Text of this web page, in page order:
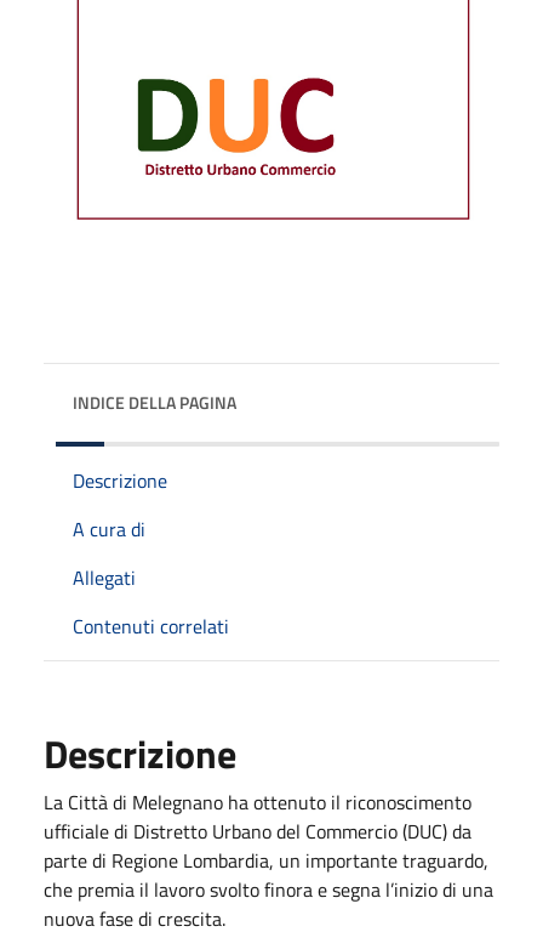
INDICE DELLA PAGINA
Descrizione
A cura di
Allegati
Contenuti correlati
Descrizione
La Città di Melegnano ha ottenuto il riconoscimento
ufficiale di Distretto Urbano del Commercio (DUC) da
parte di Regione Lombardia, un importante traguardo,
che premia il lavoro svolto finora e segna l’inizio di una
nuova fase di crescita.